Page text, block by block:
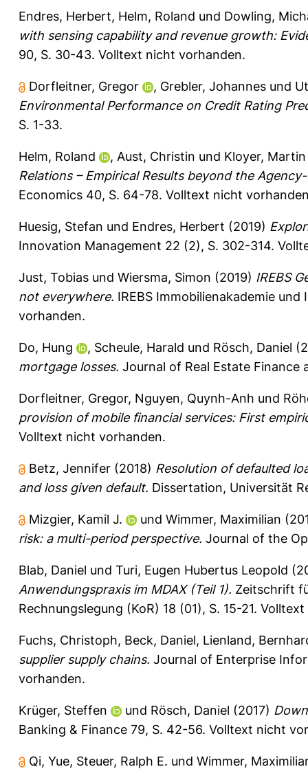
Endres, Herbert, Helm, Roland und Dowling,
with sensing capability and revenue growth:
90, S. 30-43. Volltext nicht vorhanden.
Dorfleitner, Gregor , Grebler, Johannes und
Environmental Performance on Credit Rating
S. 1-33.
Helm, Roland , Aust, Christin und Kloyer, Martin
Relations – Empirical Results beyond the
Economics 40, S. 64-78. Volltext nicht
Huesig, Stefan und Endres, Herbert (2019)
Innovation Management 22 (2), S. 302-314.
Just, Tobias und Wiersma, Simon (2019) IREBS
not everywhere. IREBS Immobilienakademie
vorhanden.
Do, Hung , Scheule, Harald und Rösch, Daniel
mortgage losses. Journal of Real Estate Finance
Dorfleitner, Gregor, Nguyen, Quynh-Anh und
provision of mobile financial services: First
Volltext nicht vorhanden.
Betz, Jennifer (2018) Resolution of defaulted
and loss given default. Dissertation, Universität
Mizgier, Kamil J. und Wimmer, Maximilian
risk: a multi-period perspective. Journal of the
Blab, Daniel und Turi, Eugen Hubertus Leopold
Anwendungspraxis im MDAX (Teil 1). Zeitschrift
Rechnungslegung (KoR) 18 (01), S. 15-21. Volltext
Fuchs, Christoph, Beck, Daniel, Lienland,
supplier supply chains. Journal of Enterprise
vorhanden.
Krüger, Steffen und Rösch, Daniel (2017)
Banking & Finance 79, S. 42-56. Volltext nicht
Qi, Yue, Steuer, Ralph E. und Wimmer,